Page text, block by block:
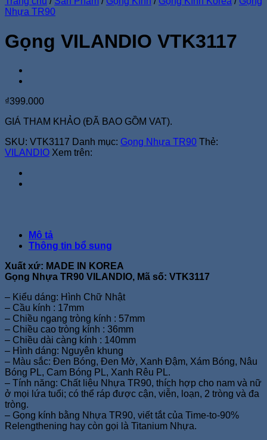
Nhựa TR90
Gọng VILANDIO VTK3117
₫399.000
GIÁ THAM KHẢO (ĐÃ BAO GỒM VAT).
SKU: VTK3117 Danh mục: Gọng Nhựa TR90 Thẻ:
VILANDIO Xem trên:
Mô tả
Thông tin bổ sung
Xuất xứ: MADE IN KOREA
Gọng Nhựa TR90 VILANDIO, Mã số: VTK3117
– Kiểu dáng: Hình Chữ Nhật
– Cầu kính : 17mm
– Chiều ngang tròng kính : 57mm
– Chiều cao tròng kính : 36mm
– Chiều dài càng kính : 140mm
– Hình dáng: Nguyên khung
– Màu sắc: Đen Bóng, Đen Mờ, Xanh Đậm, Xám Bóng, Nâu
Bóng PL, Cam Bóng PL, Xanh Rêu PL.
– Tính năng: Chất liệu Nhựa TR90, thích hợp cho nam và nữ
ở mọi lứa tuổi; có thể ráp được cận, viễn, loạn, 2 tròng và đa
tròng.
– Gọng kính bằng Nhựa TR90, viết tắt của Time-to-90%
Relengthening hay còn gọi là Titanium Nhựa.